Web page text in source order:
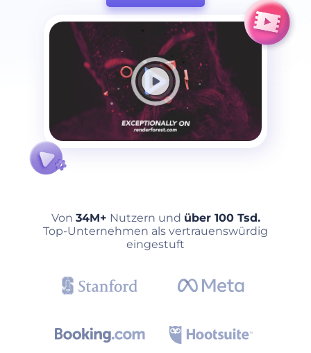
Von 34M+ Nutzern und über 100 Tsd.
Top-Unternehmen als vertrauenswürdig
eingestuft